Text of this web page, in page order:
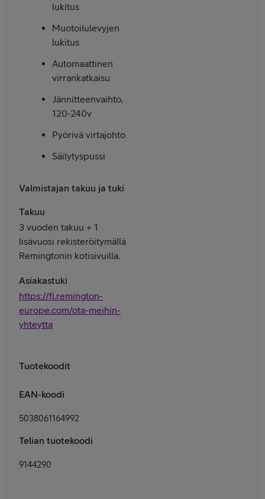
lukitus
Muotoilulevyjen
lukitus
Automaattinen
virrankatkaisu
Jännitteenvaihto,
120-240v
Pyörivä virtajohto
Säilytyspussi
Valmistajan takuu ja tuki
Takuu
3 vuoden takuu + 1
lisävuosi rekisteröitymällä
Remingtonin kotisivuilla.
Asiakastuki
https://fi.remington-
europe.com/ota-meihin-
yhteytta
Tuotekoodit
EAN-koodi
5038061164992
Telian tuotekoodi
9144290